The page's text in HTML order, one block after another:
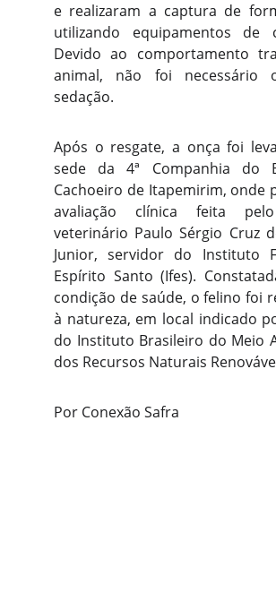
e realizaram a captura de
utilizando equipamentos de
Devido ao comportamento
animal, não foi necessário
sedação.
Após o resgate, a onça foi
sede da 4ª Companhia do
Cachoeiro de Itapemirim, onde
avaliação clínica feita
veterinário Paulo Sérgio Cruz
Junior, servidor do Instituto
Espírito Santo (Ifes).
condição de saúde, o felino foi
à natureza, em local indicado
do Instituto Brasileiro do Meio
dos Recursos Naturais
Por Conexão Safra